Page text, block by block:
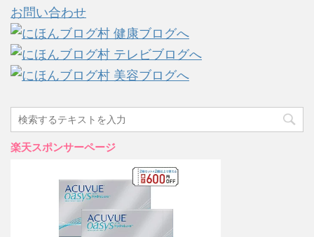
お問い合わせ
楽天スポンサーページ